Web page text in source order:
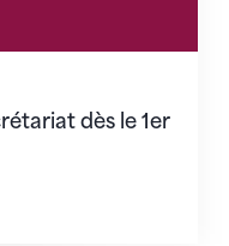
dès le 1er